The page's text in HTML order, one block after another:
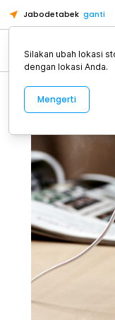
Jabodetabek ganti
Alat Kopi
Silakan ubah lokasi
dengan lokasi Anda.
Mengerti